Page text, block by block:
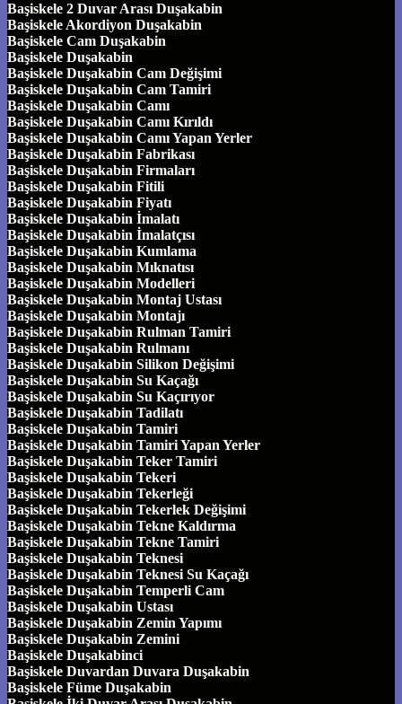
Başiskele 2 Duvar Arası Duşakabin
Başiskele Akordiyon Duşakabin
Başiskele Cam Duşakabin
Başiskele Duşakabin
Başiskele Duşakabin Cam Değişimi
Başiskele Duşakabin Cam Tamiri
Başiskele Duşakabin Camı
Başiskele Duşakabin Camı Kırıldı
Başiskele Duşakabin Camı Yapan Yerler
Başiskele Duşakabin Fabrikası
Başiskele Duşakabin Firmaları
Başiskele Duşakabin Fitili
Başiskele Duşakabin Fiyatı
Başiskele Duşakabin İmalatı
Başiskele Duşakabin İmalatçısı
Başiskele Duşakabin Kumlama
Başiskele Duşakabin Mıknatısı
Başiskele Duşakabin Modelleri
Başiskele Duşakabin Montaj Ustası
Başiskele Duşakabin Montajı
Başiskele Duşakabin Rulman Tamiri
Başiskele Duşakabin Rulmanı
Başiskele Duşakabin Silikon Değişimi
Başiskele Duşakabin Su Kaçağı
Başiskele Duşakabin Su Kaçırıyor
Başiskele Duşakabin Tadilatı
Başiskele Duşakabin Tamiri
Başiskele Duşakabin Tamiri Yapan Yerler
Başiskele Duşakabin Teker Tamiri
Başiskele Duşakabin Tekeri
Başiskele Duşakabin Tekerleği
Başiskele Duşakabin Tekerlek Değişimi
Başiskele Duşakabin Tekne Kaldırma
Başiskele Duşakabin Tekne Tamiri
Başiskele Duşakabin Teknesi
Başiskele Duşakabin Teknesi Su Kaçağı
Başiskele Duşakabin Temperli Cam
Başiskele Duşakabin Ustası
Başiskele Duşakabin Zemin Yapımı
Başiskele Duşakabin Zemini
Başiskele Duşakabinci
Başiskele Duvardan Duvara Duşakabin
Başiskele Füme Duşakabin